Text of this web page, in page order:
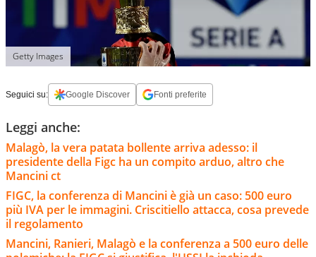
Getty Images
Seguici su: Google Discover Fonti preferite
Leggi anche:
Malagò, la vera patata bollente arriva adesso: il
presidente della Figc ha un compito arduo, altro che
Mancini ct
FIGC, la conferenza di Mancini è già un caso: 500 euro
più IVA per le immagini. Criscitiello attacca, cosa prevede
il regolamento
Mancini, Ranieri, Malagò e la conferenza a 500 euro delle